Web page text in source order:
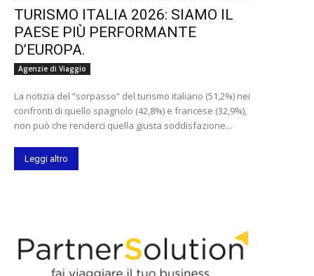
TURISMO ITALIA 2026: SIAMO IL
PAESE PIÙ PERFORMANTE
D’EUROPA.
Agenzie di Viaggio
La notizia del “sorpasso” del turismo italiano (51,2%) nei
confronti di quello spagnolo (42,8%) e francese (32,9%),
non può che renderci quella giusta soddisfazione...
Leggi altro